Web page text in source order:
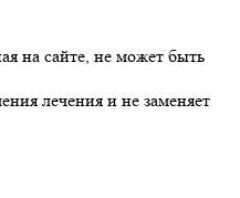
на сайте, не может быть
лечения и не заменяет